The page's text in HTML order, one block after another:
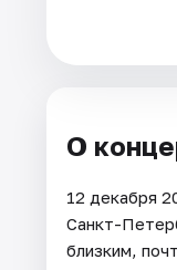
О
12 декабря
Санкт-
близким,